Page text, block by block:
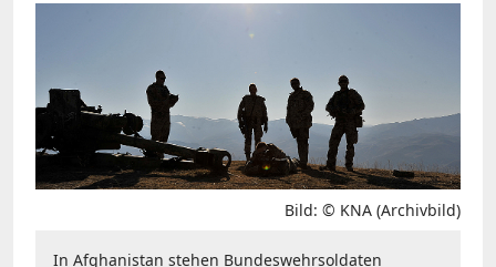
Bild: © KNA (Archivbild)
In Afghanistan stehen Bundeswehrsoldaten